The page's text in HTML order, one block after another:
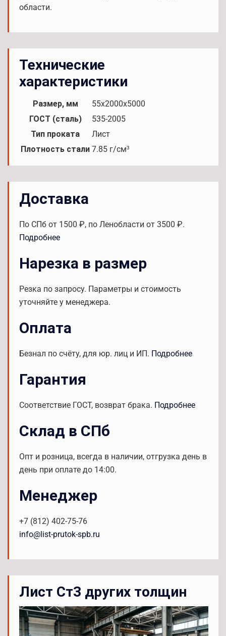
области.
Технические
характеристики
Размер, мм
55х2000х5000
ГОСТ (сталь)
535-2005
Тип проката
Лист
Плотность стали 7.85 г/см³
Доставка
По СПб от 1500 ₽, по Ленобласти от 3500 ₽.
Подробнее
Нарезка в размер
Резка по запросу. Параметры и стоимость
уточняйте у менеджера.
Оплата
Безнал по счёту, для юр. лиц и ИП. Подробнее
Гарантия
Соответствие ГОСТ, возврат брака. Подробнее
Склад в СПб
Опт и розница, всегда в наличии, отгрузка день в
день при оплате до 14:00.
Менеджер
+7 (812) 402-75-76
info@list-prutok-spb.ru
Лист Ст3 других толщин